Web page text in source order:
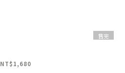
售完
NT$1,680